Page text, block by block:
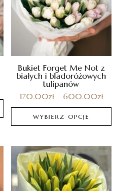
Bukiet Forget Me Not z
białych i bladoróżowych
tulipanów
170.00zł– 600.00zł
WYBIERZ OPCJE